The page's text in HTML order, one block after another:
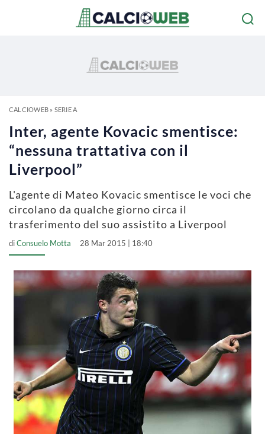
CALCIOWEB» SERIE A
Inter, agente Kovacic smentisce:
“nessuna trattativa con il
Liverpool”
L'agente di Mateo Kovacic smentisce le voci che
circolano da qualche giorno circa il
trasferimento del suo assistito a Liverpool
diConsuelo Motta 28 Mar 2015 | 18:40